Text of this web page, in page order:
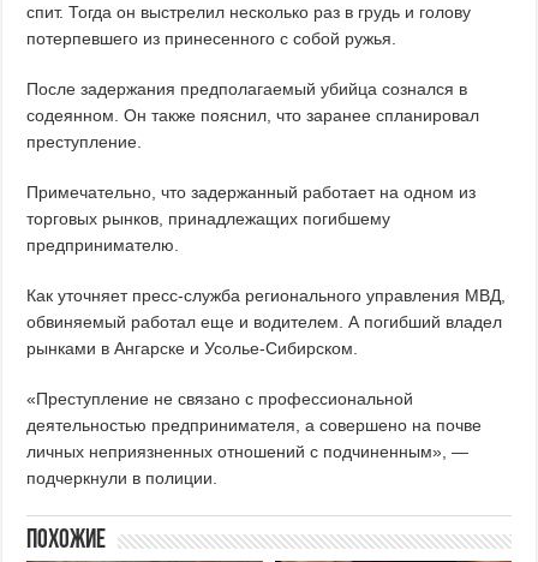
спит. Тогда он выстрелил несколько раз в грудь и голову
потерпевшего из принесенного с собой ружья.
После задержания предполагаемый убийца сознался в
содеянном. Он также пояснил, что заранее спланировал
преступление.
Примечательно, что задержанный работает на одном из
торговых рынков, принадлежащих погибшему
предпринимателю.
Как уточняет пресс-служба регионального управления МВД,
обвиняемый работал еще и водителем. А погибший владел
рынками в Ангарске и Усолье-Сибирском.
«Преступление не связано с профессиональной
деятельностью предпринимателя, а совершено на почве
личных неприязненных отношений с подчиненным», —
подчеркнули в полиции.
Похожие